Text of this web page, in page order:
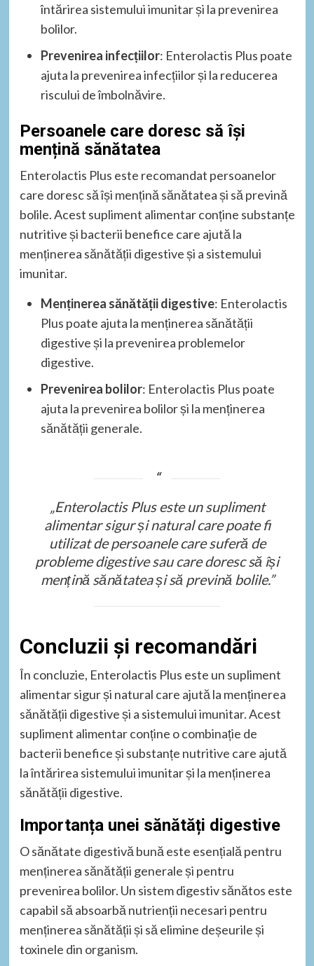
întărirea sistemului imunitar și la prevenirea
bolilor.
Prevenirea infecțiilor: Enterolactis Plus poate
ajuta la prevenirea infecțiilor și la reducerea
riscului de îmbolnăvire.
Persoanele care doresc să își
mențină sănătatea
Enterolactis Plus este recomandat persoanelor
care doresc să își mențină sănătatea și să prevină
bolile. Acest supliment alimentar conține substanțe
nutritive și bacterii benefice care ajută la
menținerea sănătății digestive și a sistemului
imunitar.
Menținerea sănătății digestive: Enterolactis
Plus poate ajuta la menținerea sănătății
digestive și la prevenirea problemelor
digestive.
Prevenirea bolilor: Enterolactis Plus poate
ajuta la prevenirea bolilor și la menținerea
sănătății generale.
„Enterolactis Plus este un supliment
alimentar sigur și natural care poate fi
utilizat de persoanele care suferă de
probleme digestive sau care doresc să își
mențină sănătatea și să prevină bolile.”
Concluzii și recomandări
În concluzie, Enterolactis Plus este un supliment
alimentar sigur și natural care ajută la menținerea
sănătății digestive și a sistemului imunitar. Acest
supliment alimentar conține o combinație de
bacterii benefice și substanțe nutritive care ajută
la întărirea sistemului imunitar și la menținerea
sănătății digestive.
Importanța unei sănătăți digestive
O sănătate digestivă bună este esențială pentru
menținerea sănătății generale și pentru
prevenirea bolilor. Un sistem digestiv sănătos este
capabil să absoarbă nutrienții necesari pentru
menținerea sănătății și să elimine deșeurile și
toxinele din organism.